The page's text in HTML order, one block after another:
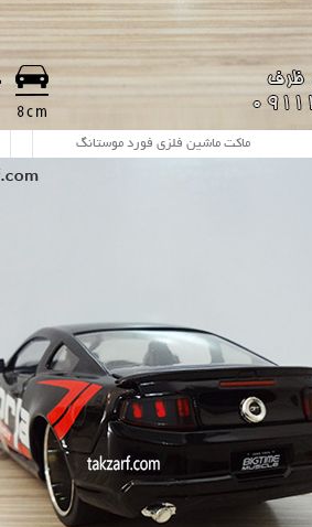
ماکت ماشین فلزی فورد موستانگ